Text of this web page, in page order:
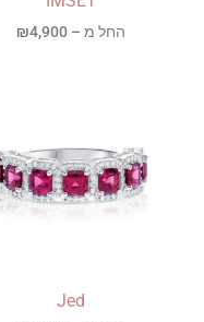
החל מ – ₪4,900
Jed